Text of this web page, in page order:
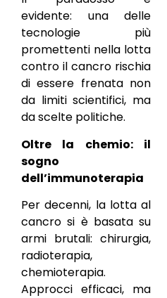
evidente: una delle
tecnologie più
promettenti nella lotta
contro il cancro rischia
di essere frenata non
da limiti scientifici, ma
da scelte politiche.
Oltre la chemio: il
sogno
dell’immunoterapia
Per decenni, la lotta al
cancro si è basata su
armi brutali: chirurgia,
radioterapia,
chemioterapia.
Approcci efficaci, ma